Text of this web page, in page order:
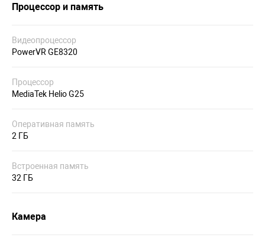
Процессор и память
Видеопроцессор
PowerVR GE8320
Процессор
MediaTek Helio G25
Оперативная память
2 ГБ
Встроенная память
32 ГБ
Камера